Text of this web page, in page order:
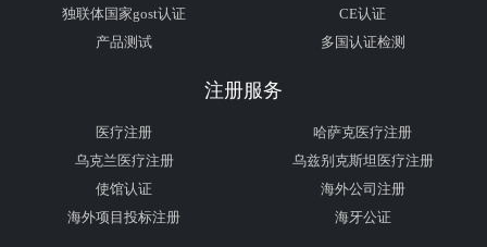
独联体国家gost认证
CE认证
产品测试
多国认证检测
注册服务
医疗注册
哈萨克医疗注册
乌克兰医疗注册
乌兹别克斯坦医疗注册
使馆认证
海外公司注册
海外项目投标注册
海牙公证